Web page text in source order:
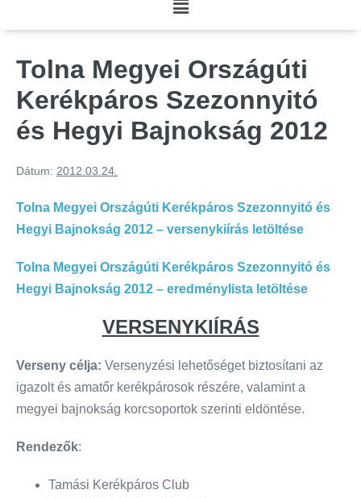
Tolna Megyei Országúti
Kerékpáros Szezonnyitó
és Hegyi Bajnokság 2012
Dátum: 2012.03.24.
Tolna Megyei Országúti Kerékpáros Szezonnyitó és
Hegyi Bajnokság 2012 – versenykiírás letöltése
Tolna Megyei Országúti Kerékpáros Szezonnyitó és
Hegyi Bajnokság 2012 – eredménylista letöltése
VERSENYKIÍRÁS
Verseny célja: Versenyzési lehetőséget biztosítani az
igazolt és amatőr kerékpárosok részére, valamint a
megyei bajnokság korcsoportok szerinti eldöntése.
Rendezők:
Tamási Kerékpáros Club